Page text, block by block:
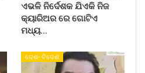
ଏଭଳି ନିର୍ଦେଶକ ଯିଏକି ନିଜ
କ୍ୟାରିଅର ରେ ଗୋଟିଏ
ମଧ୍ୟ…
ଦେଶ- ବିଦେଶ